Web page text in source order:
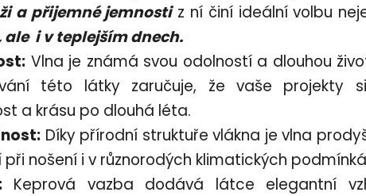
a přijemné jemnostiz ní činí ideální volbu
ale i v teplejším dnech.
Vlna je známá svou odolností a dlouhou
této látky zaručuje, že vaše projekty
a krásu po dlouhá léta.
Díky přírodní struktuře vlákna je vlna
nošení i v různorodých klimatických
Keprová vazba dodává látce elegantní